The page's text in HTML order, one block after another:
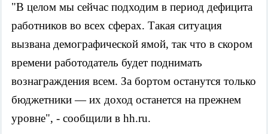
"В целом мы сейчас подходим в период дефицита
работников во всех сферах. Такая ситуация
вызвана демографической ямой, так что в скором
времени работодатель будет поднимать
вознаграждения всем. За бортом останутся только
бюджетники — их доход останется на прежнем
уровне", - сообщили в hh.ru.